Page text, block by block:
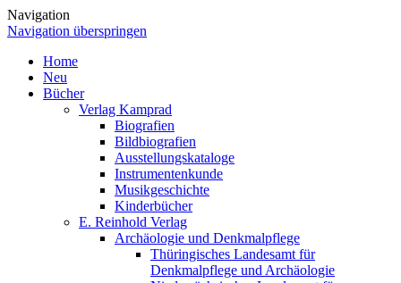
Navigation
Navigation überspringen
Home
Neu
Bücher
Verlag Kamprad
Biografien
Bildbiografien
Ausstellungskataloge
Instrumentenkunde
Musikgeschichte
Kinderbücher
E. Reinhold Verlag
Archäologie und Denkmalpflege
Thüringisches Landesamt für
Denkmalpflege und Archäologie